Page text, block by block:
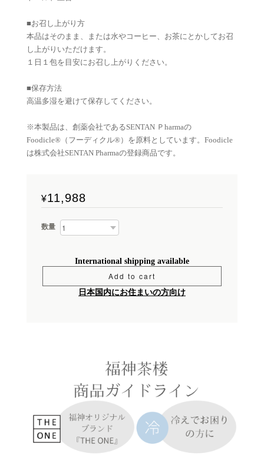
■お召し上がり方
本品はそのまま、または水やコーヒー、お茶にとかしてお召
し上がりいただけます。
１日１包を目安にお召し上がりください。
■保存方法
高温多湿を避けて保存してください。
※本製品は、創薬会社であるSENTAN Ｐharmaの
Foodicle®（フーディクル®）を原料としています。Foodicle
は株式会社SENTAN Pharmaの登録商品です。
¥11,988
数量
International shipping available
Add to cart
日本国内にお住まいの方向け